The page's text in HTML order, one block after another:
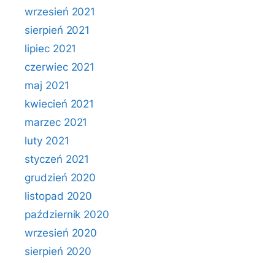
wrzesień 2021
sierpień 2021
lipiec 2021
czerwiec 2021
maj 2021
kwiecień 2021
marzec 2021
luty 2021
styczeń 2021
grudzień 2020
listopad 2020
październik 2020
wrzesień 2020
sierpień 2020